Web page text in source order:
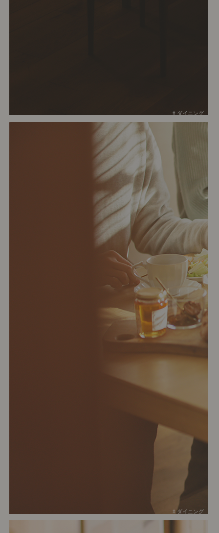
# ダイニング
# ダイニング